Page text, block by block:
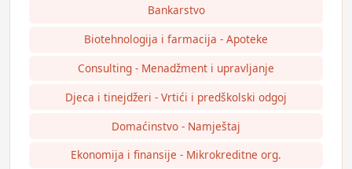
Bankarstvo
Biotehnologija i farmacija - Apoteke
Consulting - Menadžment i upravljanje
Djeca i tinejdžeri - Vrtići i predškolski odgoj
Domaćinstvo - Namještaj
Ekonomija i finansije - Mikrokreditne org.